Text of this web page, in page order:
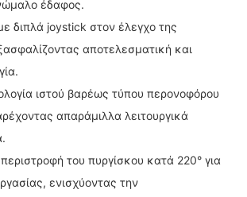
έδαφος.
διπλά joystick στον έλεγχο της
αποτελεσματική και
ιστού βαρέως τύπου περονοφόρου
απαράμιλλα λειτουργικά
του πυργίσκου κατά 220° για
ενισχύοντας την